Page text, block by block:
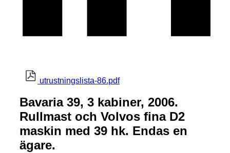
utrustningslista-86.pdf
Bavaria 39, 3 kabiner, 2006.
Rullmast och Volvos fina D2
maskin med 39 hk. Endas en
ägare.